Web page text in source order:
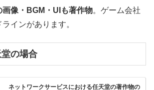
画像・BGM・UIも著作物。ゲーム会社
インがあります。
の場合
ネットワークサービスにおける任天堂の著作物の